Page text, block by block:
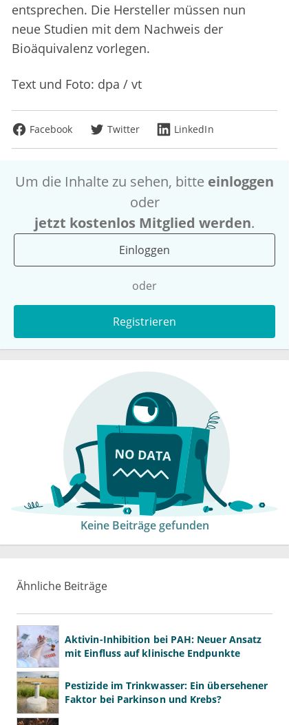
entsprechen. Die Hersteller müssen nun
neue Studien mit dem Nachweis der
Bioäquivalenz vorlegen.
Text und Foto: dpa / vt
Facebook Twitter LinkedIn
Um die Inhalte zu sehen, bitte einloggen
oder
jetzt kostenlos Mitglied werden.
Einloggen
oder
Registrieren
Keine Beiträge gefunden
Ähnliche Beiträge
Aktivin-Inhibition bei PAH: Neuer Ansatz
mit Einfluss auf klinische Endpunkte
Pestizide im Trinkwasser: Ein übersehener
Faktor bei Parkinson und Krebs?